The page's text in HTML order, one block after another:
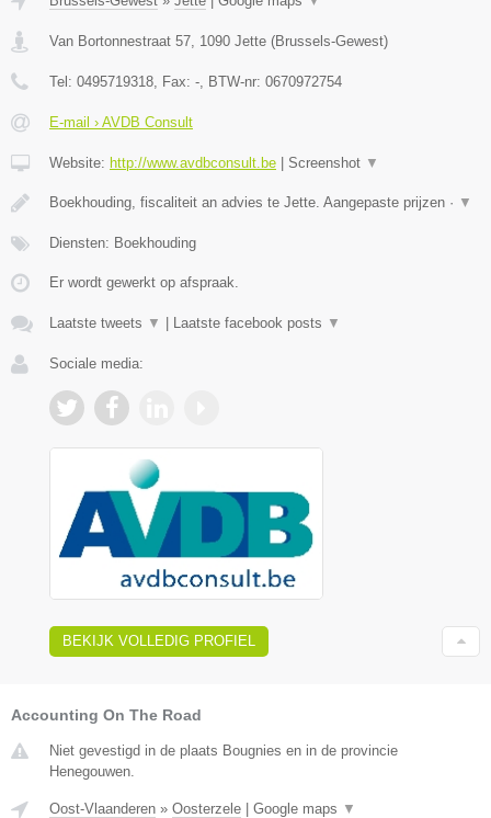
Van Bortonnestraat 57, 1090 Jette (Brussels-Gewest)
Tel: 0495719318, Fax: -, BTW-nr: 0670972754
E-mail › AVDB Consult
Website: http://www.avdbconsult.be Screenshot ▼
Boekhouding, fiscaliteit an advies te Jette. Aangepaste prijzen · ▼
Diensten: Boekhouding
Er wordt gewerkt op afspraak.
Laatste tweets ▼ Laatste facebook posts ▼
Sociale media:
BEKIJK VOLLEDIG PROFIEL
Accounting On The Road
Niet gevestigd in de plaats Bougnies en in de provincie
Henegouwen.
Oost-Vlaanderen » Oosterzele Google maps ▼